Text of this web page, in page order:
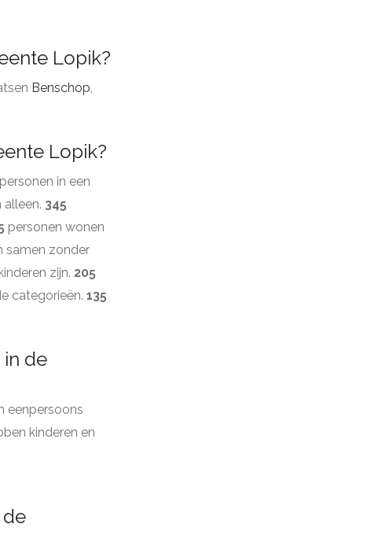
Lopik?
Benschop,
Lopik?
personen in een
alleen. 345
personen wonen
samen zonder
zijn. 205
categorieën. 135
de
eenpersoons
kinderen en